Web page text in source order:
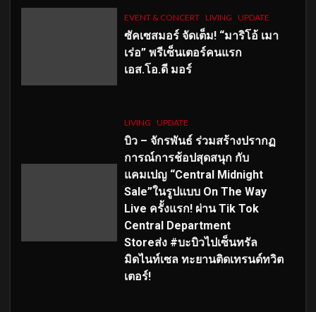
EVENT & CONCERT LIVING UPDATE
ซัคเซสมอร์ จัดเต็ม! “มาริโอ้ เมา
เร่อ” พรีเซ็นเตอร์คนแรก
เอส.โอ.ดี มอร์
LIVING UPDATE
บิว – จักรพันธ์ ร่วมสร้างปรากฏ
การณ์การช้อปสุดสนุก กับ
แคมเปญ “Central Midnight
Sale”ในรูปแบบ On The Way
Live ครั้งแรก! ผ่าน Tik Tok
Central Department
Storeส่ง #บะบิวไปเซ็นทรัล
มิดไนท์เซล ทะยานติดเทรนด์ทวิต
เตอร์!